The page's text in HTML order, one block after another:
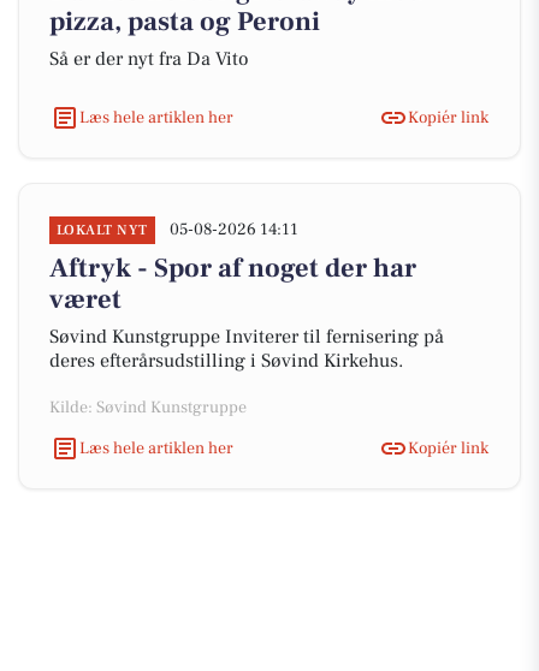
pizza, pasta og Peroni
Så er der nyt fra Da Vito
Læs hele artiklen her Kopiér link
LOKALT NYT 05-08-2026 14:11
Aftryk - Spor af noget der har
været
Søvind Kunstgruppe Inviterer til fernisering på
deres efterårsudstilling i Søvind Kirkehus.
Kilde: Søvind Kunstgruppe
Læs hele artiklen her
Kopiér link